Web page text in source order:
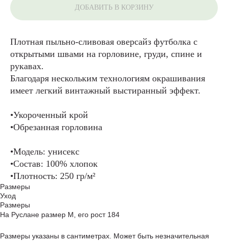
ДОБАВИТЬ В КОРЗИНУ
Плотная пыльно-сливовая оверсайз футболка с
открытыми швами на горловине, груди, спине и
рукавах.
Благодаря нескольким технологиям окрашивания
имеет легкий винтажный выстиранный эффект.
•Укороченный крой
•Обрезанная горловина
•Модель: унисекс
•Состав: 100% хлопок
•Плотность: 250 гр/м²
Размеры
Уход
Размеры
На Руслане размер M, его рост 184
Размеры указаны в сантиметрах. Может быть незначительная